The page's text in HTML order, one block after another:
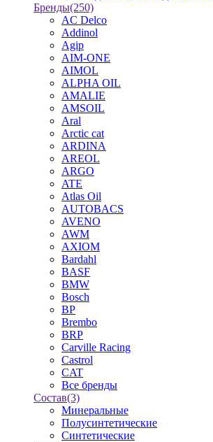
Бренды(250)
AC Delco
Addinol
Agip
AIM-ONE
AIMOL
ALPHA OIL
AMALIE
AMSOIL
Aral
Arctic cat
ARDINA
AREOL
ARGO
ATE
Atlas Oil
AUTOBACS
AVENO
AWM
AXIOM
Bardahl
BASF
BMW
Bosch
BP
Brembo
BRP
Carville Racing
Castrol
CAT
Все бренды
Состав(3)
Минеральные
Полусинтетические
Синтетические